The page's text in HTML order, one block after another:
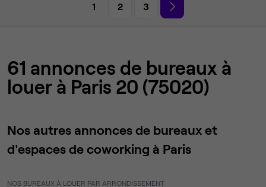
1 2 3
61 annonces de bureaux à
louer à Paris 20 (75020)
Nos autres annonces de bureaux et
d'espaces de coworking à Paris
NOS BUREAUX À LOUER PAR ARRONDISSEMENT